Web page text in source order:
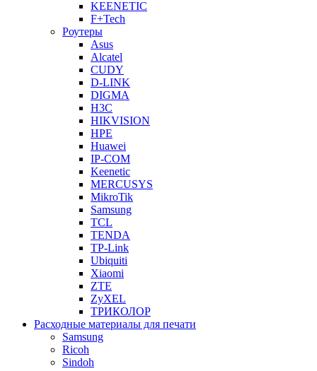
KEENETIC
F+Tech
Роутеры
Asus
Alcatel
CUDY
D-LINK
DIGMA
H3C
HIKVISION
HPE
Huawei
IP-COM
Keenetic
MERCUSYS
MikroTik
Samsung
TCL
TENDA
TP-Link
Ubiquiti
Xiaomi
ZTE
ZyXEL
ТРИКОЛОР
Расходные материалы для печати
Samsung
Ricoh
Sindoh